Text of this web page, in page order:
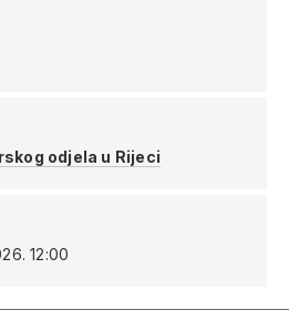
odjela u Rijeci
12:00